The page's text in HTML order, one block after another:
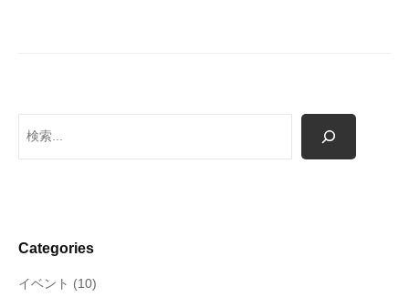
索
Categories
イベント (10)